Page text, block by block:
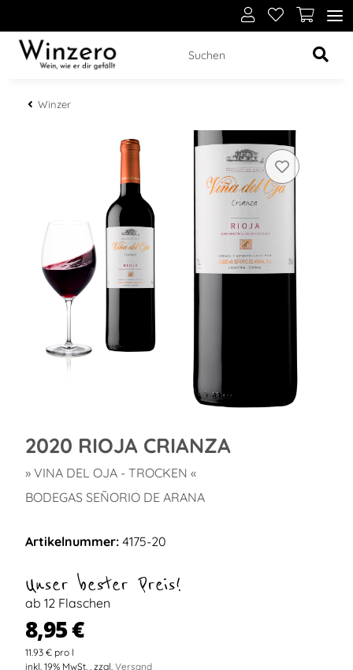
Winzer
2020 RIOJA CRIANZA
» VINA DEL OJA - TROCKEN «
BODEGAS SEÑORIO DE ARANA
Artikelnummer: 4175-20
Unser bester Preis!
ab 12 Flaschen
8,95 €
11.93 € pro l
inkl. 19% MwSt. , zzgl. Versand